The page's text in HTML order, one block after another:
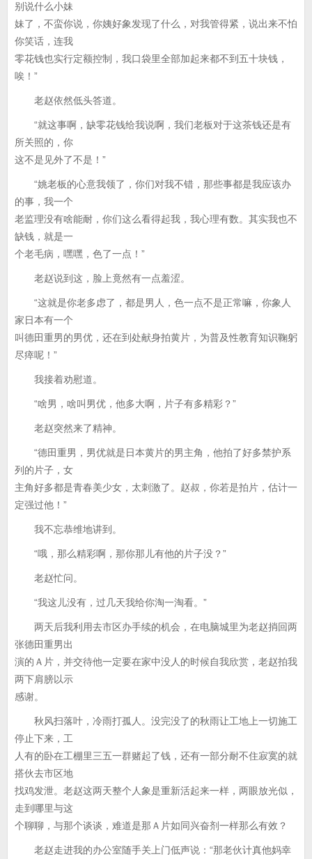
别说什么小妹
妹了，不蛮你说，你姨好象发现了什么，对我管得紧，说出来不怕
你笑话，连我
零花钱也实行定额控制，我口袋里全部加起来都不到五十块钱，
唉！”
老赵依然低头答道。
“就这事啊，缺零花钱给我说啊，我们老板对于这茶钱还是有
所关照的，你
这不是见外了不是！”
“姚老板的心意我领了，你们对我不错，那些事都是我应该办
的事，我一个
老监理没有啥能耐，你们这么看得起我，我心理有数。其实我也不
缺钱，就是一
个老毛病，嘿嘿，色了一点！”
老赵说到这，脸上竟然有一点羞涩。
“这就是你老多虑了，都是男人，色一点不是正常嘛，你象人
家日本有一个
叫德田重男的男优，还在到处献身拍黄片，为普及性教育知识鞠躬
尽瘁呢！”
我接着劝慰道。
“啥男，啥叫男优，他多大啊，片子有多精彩？”
老赵突然来了精神。
“德田重男，男优就是日本黄片的男主角，他拍了好多禁护系
列的片子，女
主角好多都是青春美少女，太刺激了。赵叔，你若是拍片，估计一
定强过他！”
我不忘恭维地讲到。
“哦，那么精彩啊，那你那儿有他的片子没？”
老赵忙问。
“我这儿没有，过几天我给你淘一淘看。”
两天后我利用去市区办手续的机会，在电脑城里为老赵捎回两
张德田重男出
演的Ａ片，并交待他一定要在家中没人的时候自我欣赏，老赵拍我
两下肩膀以示
感谢。
秋风扫落叶，冷雨打孤人。没完没了的秋雨让工地上一切施工
停止下来，工
人有的卧在工棚里三五一群赌起了钱，还有一部分耐不住寂寞的就
搭伙去市区地
找鸡发泄。老赵这两天整个人象是重新活起来一样，两眼放光似，
走到哪里与这
个聊聊，与那个谈谈，难道是那Ａ片如同兴奋剂一样那么有效？
老赵走进我的办公室随手关上门低声说：“那老伙计真他妈幸